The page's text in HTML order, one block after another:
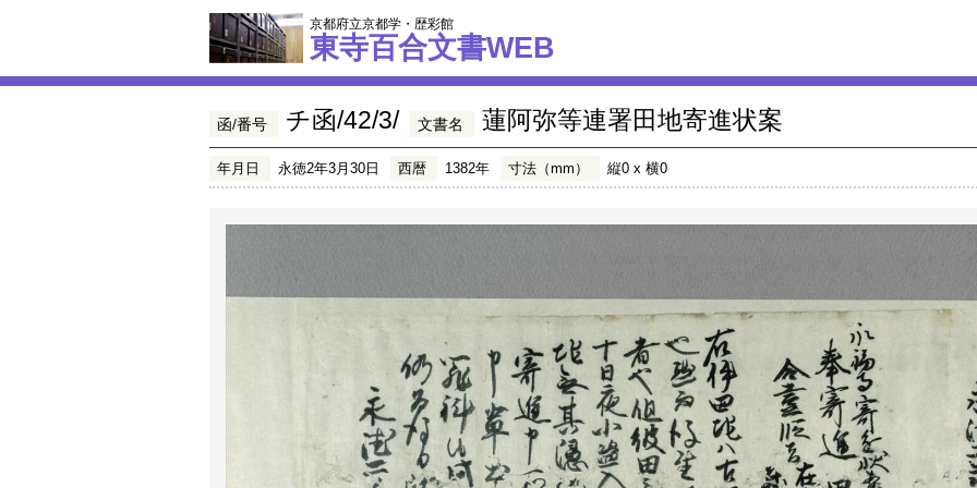
京都府立京都学・歴彩館
東寺百合文書WEB
函/番号 チ函/42/3/ 文書名 蓮阿弥等連署田地寄進状案
年月日 永徳2年3月30日 西暦 1382年 寸法（mm） 縦0 x 横0